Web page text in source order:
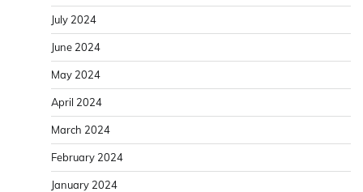
July 2024
June 2024
May 2024
April 2024
March 2024
February 2024
January 2024